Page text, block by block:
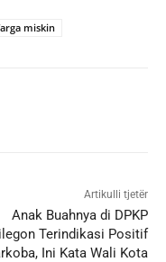
miskin
Artikulli tjetër
Anak Buahnya di DPKP
Terindikasi Positif
Ini Kata Wali Kota